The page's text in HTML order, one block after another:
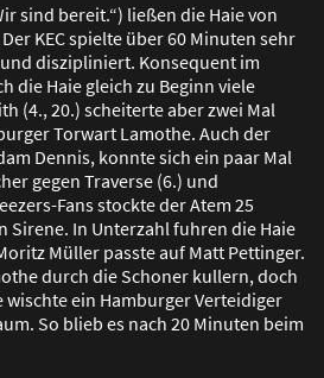
sind bereit.“) ließen die Haie von
KEC spielte über 60 Minuten sehr
diszipliniert. Konsequent im
die Haie gleich zu Beginn viele
(4., 20.) scheiterte aber zwei Mal
Torwart Lamothe. Auch der
Dennis, konnte sich ein paar Mal
gegen Traverse (6.) und
Fans stockte der Atem 25
Sirene. In Unterzahl fuhren die Haie
Müller passte auf Matt Pettinger.
durch die Schoner kullern, doch
ein Hamburger Verteidiger
So blieb es nach 20 Minuten beim